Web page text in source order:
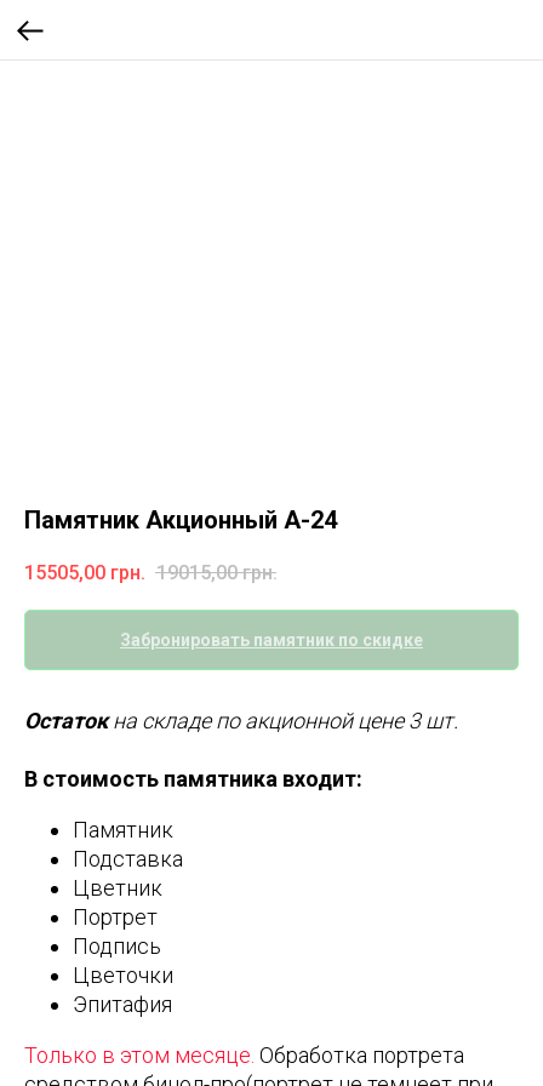
Памятник Акционный А-24
15505,00 грн. 19015,00 грн.
Забронировать памятник по скидке
Остатокна складе по акционной цене 3 шт.
В стоимость памятника входит:
Памятник
Подставка
Цветник
Портрет
Подпись
Цветочки
Эпитафия
Только в этом месяце. Обработка портрета